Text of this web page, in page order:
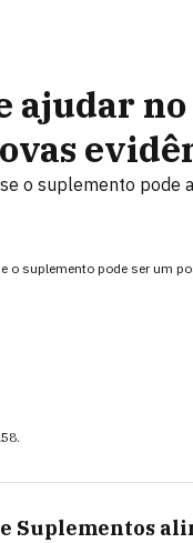
ajudar
o suplemento
o suplemento pode ser um
.
Suplementos